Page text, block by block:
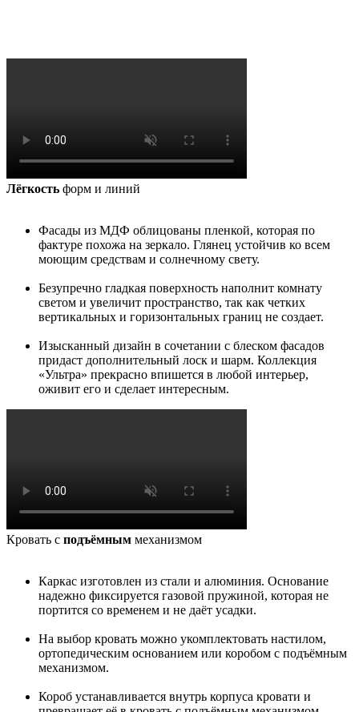
Лёгкость форм и линий
Фасады из МДФ облицованы пленкой, которая по
фактуре похожа на зеркало. Глянец устойчив ко всем
моющим средствам и солнечному свету.
Безупречно гладкая поверхность наполнит комнату
светом и увеличит пространство, так как четких
вертикальных и горизонтальных границ не создает.
Изысканный дизайн в сочетании с блеском фасадов
придаст дополнительный лоск и шарм. Коллекция
«Ультра» прекрасно впишется в любой интерьер,
оживит его и сделает интересным.
Кровать с подъёмным механизмом
Каркас изготовлен из стали и алюминия. Основание
надежно фиксируется газовой пружиной, которая не
портится со временем и не даёт усадки.
На выбор кровать можно укомплектовать настилом,
ортопедическим основанием или коробом с подъёмным
механизмом.
Короб устанавливается внутрь корпуса кровати и